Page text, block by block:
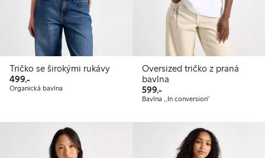
Tričko se širokými rukávy
499,-499,00 Kč
Organická bavlna
Oversized tričko z praná
bavlna
599,-599,00 Kč
Bavlna ,,In conversion“